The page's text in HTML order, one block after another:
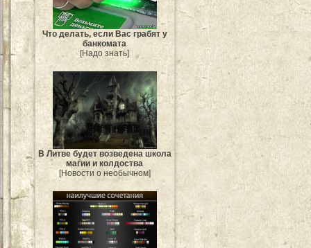
Что делать, если Вас грабят у
банкомата
[Надо знать]
В Литве будет возведена школа
магии и колдоства
[Новости о необычном]